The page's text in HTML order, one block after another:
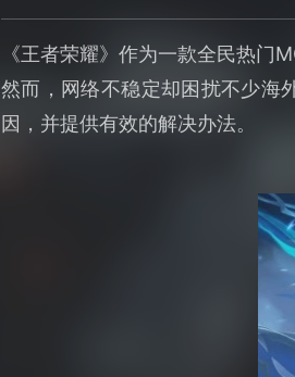
《王者荣耀》作为一款全民热门
然而，网络不稳定却困扰不少海
因，并提供有效的解决办法。